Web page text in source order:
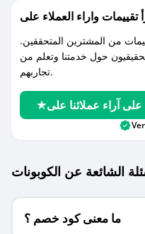
من المشترين المتحققين.
حول خدمتنا وتعلم من
تجاربهم.
الشائعة عن الكوبونات
ما معنى كود خصم ؟